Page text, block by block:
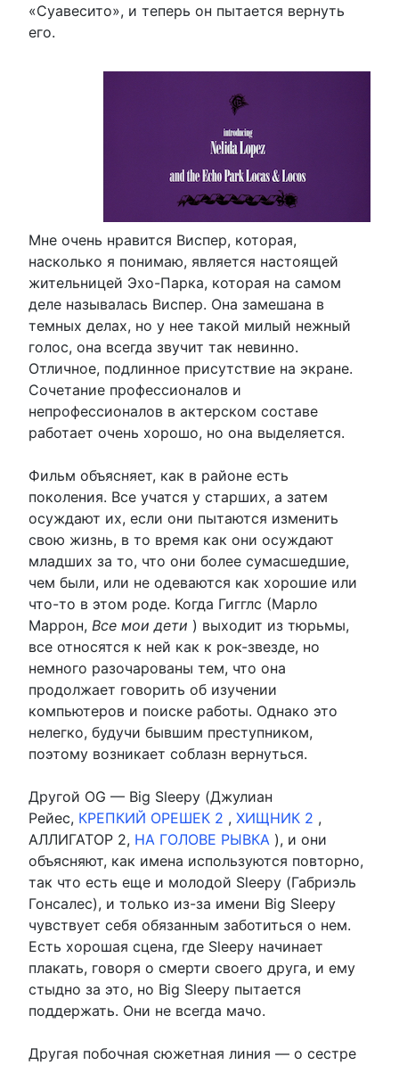
«Суавесито», и теперь он пытается вернуть
его.
Мне очень нравится Виспер, которая,
насколько я понимаю, является настоящей
жительницей Эхо-Парка, которая на самом
деле называлась Виспер. Она замешана в
темных делах, но у нее такой милый нежный
голос, она всегда звучит так невинно.
Отличное, подлинное присутствие на экране.
Сочетание профессионалов и
непрофессионалов в актерском составе
работает очень хорошо, но она выделяется.
Фильм объясняет, как в районе есть
поколения. Все учатся у старших, а затем
осуждают их, если они пытаются изменить
свою жизнь, в то время как они осуждают
младших за то, что они более сумасшедшие,
чем были, или не одеваются как хорошие или
что-то в этом роде. Когда Гигглс (Марло
Маррон, Все мои дети ) выходит из тюрьмы,
все относятся к ней как к рок-звезде, но
немного разочарованы тем, что она
продолжает говорить об изучении
компьютеров и поиске работы. Однако это
нелегко, будучи бывшим преступником,
поэтому возникает соблазн вернуться.
Другой OG — Big Sleepy (Джулиан
Рейес, КРЕПКИЙ ОРЕШЕК 2 , ХИЩНИК 2 ,
АЛЛИГАТОР 2, НА ГОЛОВЕ РЫВКА ), и они
объясняют, как имена используются повторно,
так что есть еще и молодой Sleepy (Габриэль
Гонсалес), и только из-за имени Big Sleepy
чувствует себя обязанным заботиться о нем.
Есть хорошая сцена, где Sleepy начинает
плакать, говоря о смерти своего друга, и ему
стыдно за это, но Big Sleepy пытается
поддержать. Они не всегда мачо.
Другая побочная сюжетная линия — о сестре